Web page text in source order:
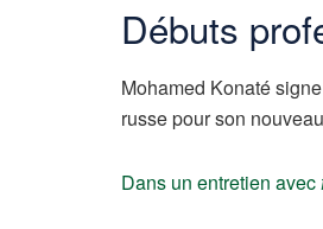
Débuts
Mohamed Konaté
russe pour son
Dans un entretien avec